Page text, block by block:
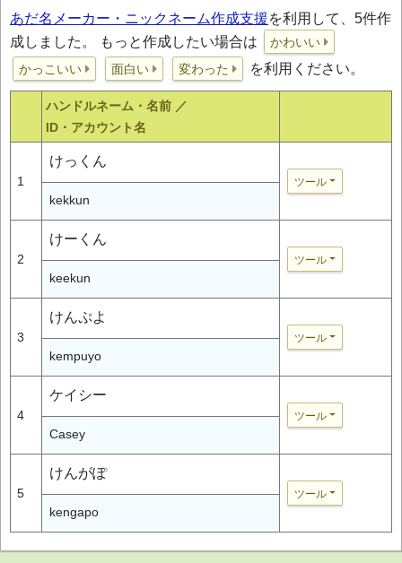
あだ名メーカー・ニックネーム作成支援を利用して、5件作
成しました。 もっと作成したい場合は
かわいい
かっこいい
面白い 変わった を利用ください。
ハンドルネーム・名前 ／
ID・アカウント名
1
けっくん
ツール
kekkun
2
けーくん
ツール
keekun
3
けんぷよ
ツール
kempuyo
4
ケイシー
ツール
Casey
5
けんがぽ
ツール
kengapo